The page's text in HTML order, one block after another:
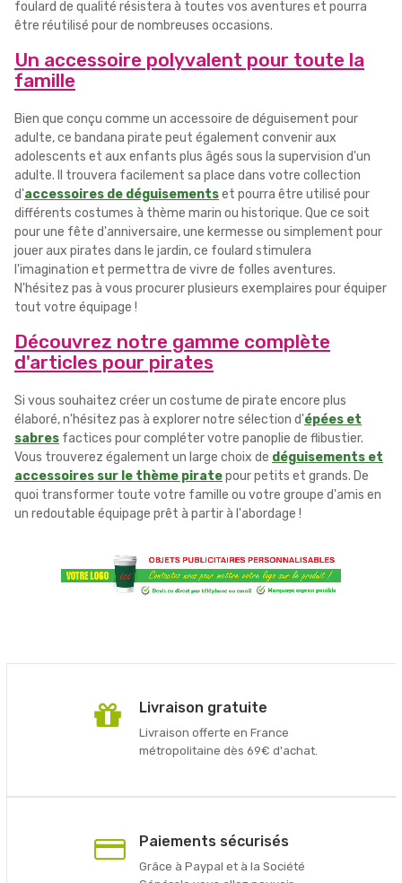
foulard de qualité résistera à toutes vos aventures et pourra
être réutilisé pour de nombreuses occasions.
Un accessoire polyvalent pour toute la
famille
Bien que conçu comme un accessoire de déguisement pour
adulte, ce bandana pirate peut également convenir aux
adolescents et aux enfants plus âgés sous la supervision d'un
adulte. Il trouvera facilement sa place dans votre collection
d'accessoires de déguisementset pourra être utilisé pour
différents costumes à thème marin ou historique. Que ce soit
pour une fête d'anniversaire, une kermesse ou simplement pour
jouer aux pirates dans le jardin, ce foulard stimulera
l'imagination et permettra de vivre de folles aventures.
N'hésitez pas à vous procurer plusieurs exemplaires pour équiper
tout votre équipage !
Découvrez notre gamme complète
d'articles pour pirates
Si vous souhaitez créer un costume de pirate encore plus
élaboré, n'hésitez pas à explorer notre sélection d'épées et
sabres factices pour compléter votre panoplie de flibustier.
Vous trouverez également un large choix de déguisements et
accessoires sur le thème piratepour petits et grands. De
quoi transformer toute votre famille ou votre groupe d'amis en
un redoutable équipage prêt à partir à l'abordage !
Livraison gratuite
Livraison offerte en France
métropolitaine dès 69€ d'achat.
Paiements sécurisés
Grâce à Paypal et à la Société